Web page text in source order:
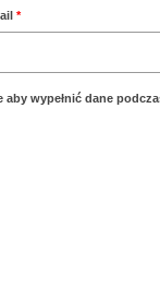
*
wypełnić dane